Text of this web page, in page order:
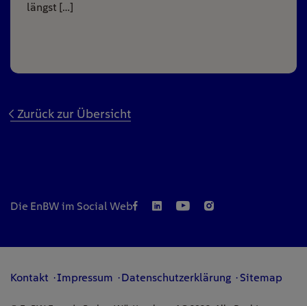
längst […]
Zurück zur Übersicht
Die EnBW im Social Web
Kontakt Impressum Datenschutzerklärung Sitemap